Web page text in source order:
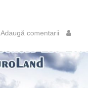
Adaugă comentarii